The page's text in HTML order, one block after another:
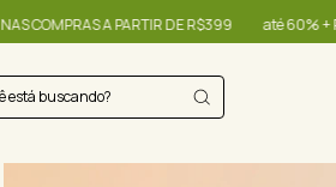
até 60% + R$20,00 OFF - use o cupom OIBONITA